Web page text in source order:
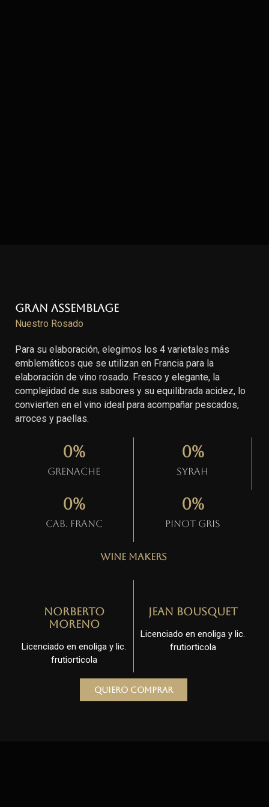
Gran Assemblage
Nuestro Rosado
Para su elaboración, elegimos los 4 varietales más
emblemáticos que se utilizan en Francia para la
elaboración de vino rosado. Fresco y elegante, la
complejidad de sus sabores y su equilibrada acidez, lo
convierten en el vino ideal para acompañar pescados,
arroces y paellas.
Grenache
0%
Syrah
0%
Cab. Franc
0%
Pinot gris
0%
Wine Makers
Norberto
Moreno
Licenciado en enoliga y lic.
frutiorticola
Jean Bousquet
Licenciado en enoliga y lic.
frutiorticola
Quiero comprar